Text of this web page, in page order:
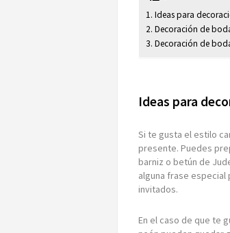
Ideas para
Decoración de
Decoración de
Ideas para
Si te gusta el estilo
presente. Puedes
barniz o betún de
alguna frase especial
invitados.
En el caso de que te